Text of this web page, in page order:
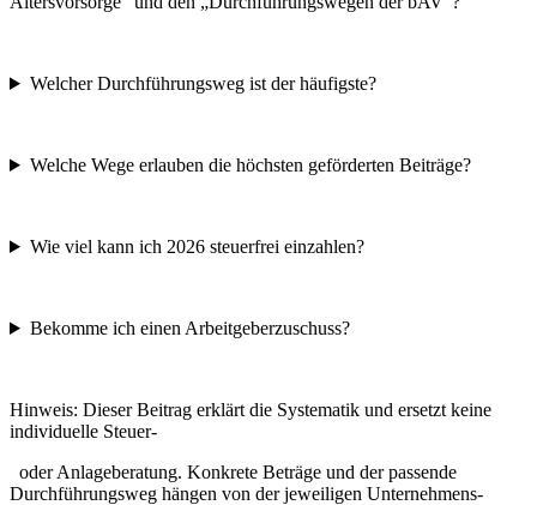
Welcher Durchführungsweg ist der häufigste?
Welche Wege erlauben die höchsten geförderten Beiträge?
Wie viel kann ich 2026 steuerfrei einzahlen?
Bekomme ich einen Arbeitgeberzuschuss?
Hinweis: Dieser Beitrag erklärt die Systematik und ersetzt keine
individuelle Steuer-
oder Anlageberatung. Konkrete Beträge und der passende
Durchführungsweg hängen von der jeweiligen Unternehmens-